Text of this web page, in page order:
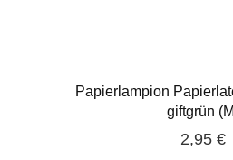
Papierlampion
giftgrün
2,95 €